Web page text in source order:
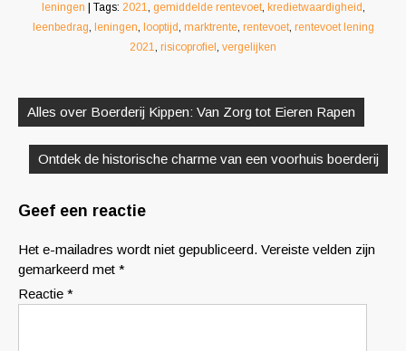
leningen | Tags: 2021, gemiddelde rentevoet, kredietwaardigheid,
leenbedrag, leningen, looptijd, marktrente, rentevoet, rentevoet lening
2021, risicoprofiel , vergelijken
Alles over Boerderij Kippen: Van Zorg tot Eieren Rapen
Ontdek de historische charme van een voorhuis boerderij
Geef een reactie
Het e-mailadres wordt niet gepubliceerd. Vereiste velden zijn
gemarkeerd met *
Reactie *